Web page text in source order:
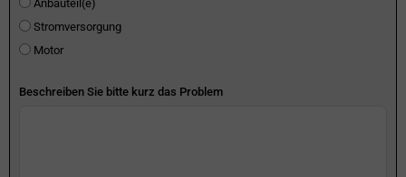
Anbauteil(e)
Stromversorgung
Motor
Beschreiben Sie bitte kurz das Problem